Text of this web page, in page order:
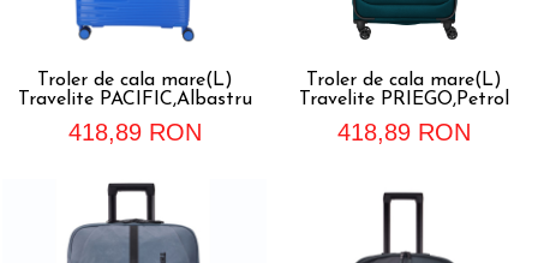
Troler de cala mare(L)
Travelite PACIFIC,Albastru
418,89 RON
Troler de cala mare(L)
Travelite PRIEGO,Petrol
418,89 RON